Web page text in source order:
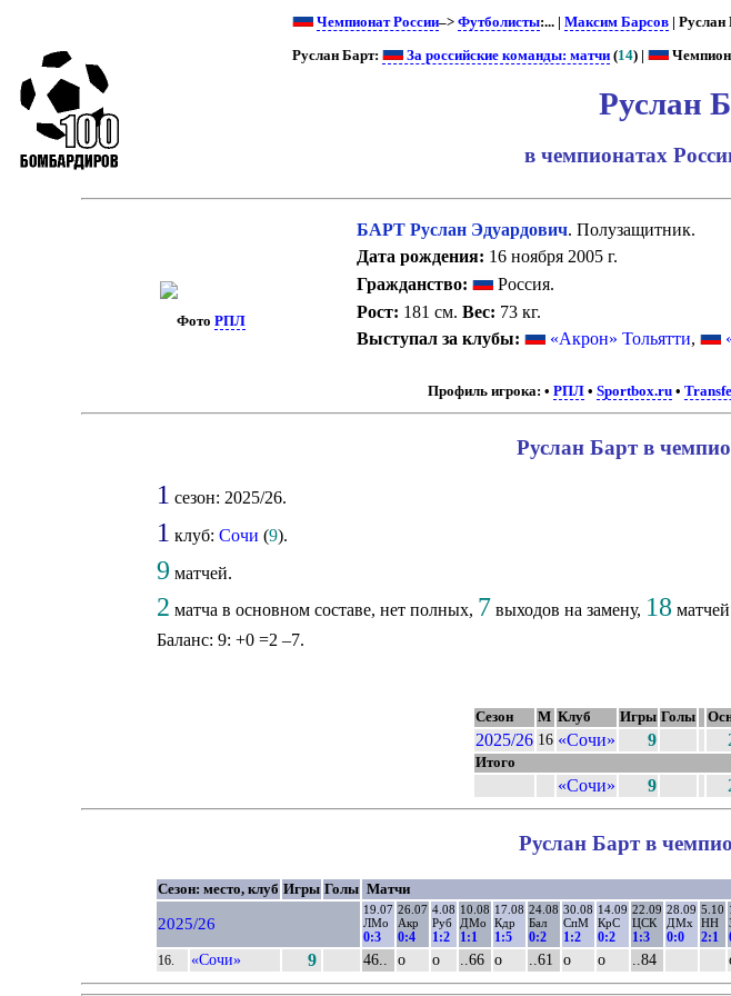
Чемпионат России–>Футболисты:... |Максим Барсов |
Руслан Барт: За российские команды: матчи (14) |
Руслан
в чемпионатах
Фото РПЛ
БАРТ Руслан Эдуардович. Полузащитник.
Дата рождения: 16 ноября 2005 г.
Гражданство:
Россия.
Рост: 181 см.Вес: 73 кг.
Выступал за клубы:
«Акрон» Тольятти,
Профиль игрока: • РПЛ• Sportbox.ru•
Руслан Барт в
1 сезон: 2025/26.
1 клуб: Сочи (9).
9 матчей.
2 матча в основном составе, нет полных, 7 выходов на замену, 18
Баланс: 9: +0 =2 –7.
Сезон М Клуб Игры Голы
2025/26 16 «Сочи» 9
Итого
«Сочи» 9
Руслан Барт в
Сезон: место, клуб Игры Голы Матчи
2025/26
19.07
ЛМо
0:3
26.07
Акр
0:4
4.08
Руб
1:2
10.08
ДМо
1:1
17.08
Кдр
1:5
24.08
Бал
0:2
30.08
СпМ
1:2
14.09
КрС
0:2
22.09
ЦСК
1:3
28.09
ДМх
0:0
5.10
НН
2:1
16. «Сочи» 9 46.. о о ..66 о ..61 о о ..84